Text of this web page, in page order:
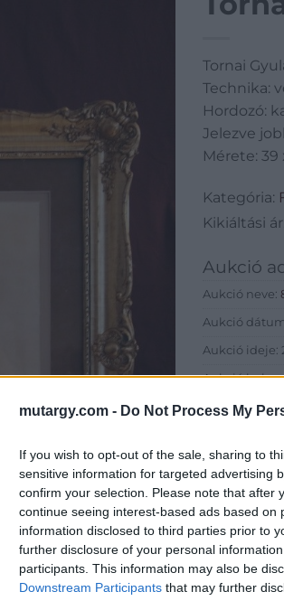
mutargy.com - Do Not Process My
If you wish to opt-out of the sale, sharing to
sensitive information for targeted advertising
confirm your selection. Please note that after
continue seeing interest-based ads based
information disclosed to third parties prior to
further disclosure of your personal
participants. This information may also be
Downstream Participants that may further
Tornai
Technika:
Hordozó:
Jelezve
Mérete: 39
Kategória:
Kikiáltási ár:
Aukció
Aukció neve:
Aukció
Aukció ideje:
Aukció helye:
Tételszám:
Eladó